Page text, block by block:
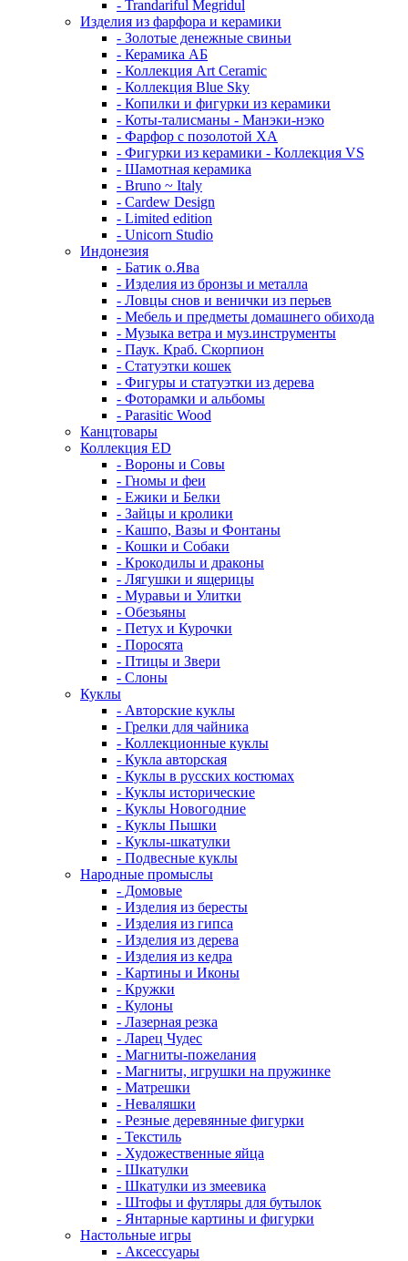
- Trandariful Megridul
Изделия из фарфора и керамики
- Золотые денежные свиньи
- Керамика АБ
- Коллекция Art Ceramic
- Коллекция Blue Sky
- Копилки и фигурки из керамики
- Коты-талисманы - Манэки-нэко
- Фарфор с позолотой XA
- Фигурки из керамики - Коллекция VS
- Шамотная керамика
- Bruno ~ Italy
- Cardew Design
- Limited edition
- Unicorn Studio
Индонезия
- Батик о.Ява
- Изделия из бронзы и металла
- Ловцы снов и венички из перьев
- Мебель и предметы домашнего обихода
- Музыка ветра и муз.инструменты
- Паук. Краб. Скорпион
- Статуэтки кошек
- Фигуры и статуэтки из дерева
- Фоторамки и альбомы
- Parasitic Wood
Канцтовары
Коллекция ED
- Вороны и Совы
- Гномы и феи
- Ежики и Белки
- Зайцы и кролики
- Кашпо, Вазы и Фонтаны
- Кошки и Собаки
- Крокодилы и драконы
- Лягушки и ящерицы
- Муравьи и Улитки
- Обезьяны
- Петух и Курочки
- Поросята
- Птицы и Звери
- Слоны
Куклы
- Авторские куклы
- Грелки для чайника
- Коллекционные куклы
- Кукла авторская
- Куклы в русских костюмах
- Куклы исторические
- Куклы Новогодние
- Куклы Пышки
- Куклы-шкатулки
- Подвесные куклы
Народные промыслы
- Домовые
- Изделия из бересты
- Изделия из гипса
- Изделия из дерева
- Изделия из кедра
- Картины и Иконы
- Кружки
- Кулоны
- Лазерная резка
- Ларец Чудес
- Магниты-пожелания
- Магниты, игрушки на пружинке
- Матрешки
- Неваляшки
- Резные деревянные фигурки
- Текстиль
- Художественные яйца
- Шкатулки
- Шкатулки из змеевика
- Штофы и футляры для бутылок
- Янтарные картины и фигурки
Настольные игры
- Аксессуары